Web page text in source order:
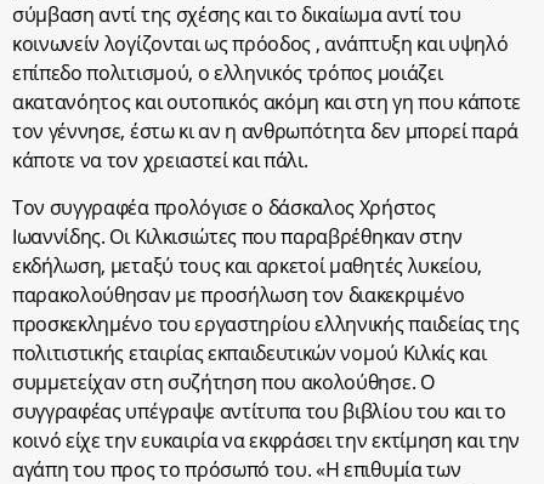
σύμβαση αντί της σχέσης και το δικαίωμα αντί του
κοινωνείν λογίζονται ως πρόοδος , ανάπτυξη και υψηλό
επίπεδο πολιτισμού, ο ελληνικός τρόπος μοιάζει
ακατανόητος και ουτοπικός ακόμη και στη γη που κάποτε
τον γέννησε, έστω κι αν η ανθρωπότητα δεν μπορεί παρά
κάποτε να τον χρειαστεί και πάλι.
Τον συγγραφέα προλόγισε ο δάσκαλος Χρήστος
Ιωαννίδης. Οι Κιλκισιώτες που παραβρέθηκαν στην
εκδήλωση, μεταξύ τους και αρκετοί μαθητές λυκείου,
παρακολούθησαν με προσήλωση τον διακεκριμένο
προσκεκλημένο του εργαστηρίου ελληνικής παιδείας της
πολιτιστικής εταιρίας εκπαιδευτικών νομού Κιλκίς και
συμμετείχαν στη συζήτηση που ακολούθησε. Ο
συγγραφέας υπέγραψε αντίτυπα του βιβλίου του και το
κοινό είχε την ευκαιρία να εκφράσει την εκτίμηση και την
αγάπη του προς το πρόσωπό του. «Η επιθυμία των